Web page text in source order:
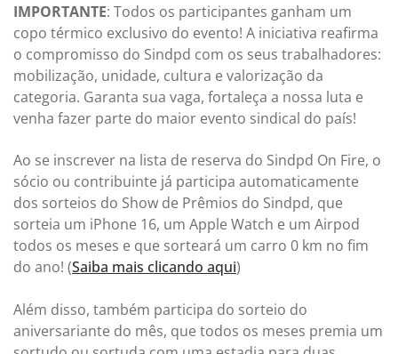
IMPORTANTE: Todos os participantes ganham um
copo térmico exclusivo do evento! A iniciativa reafirma
o compromisso do Sindpd com os seus trabalhadores:
mobilização, unidade, cultura e valorização da
categoria. Garanta sua vaga, fortaleça a nossa luta e
venha fazer parte do maior evento sindical do país!
Ao se inscrever na lista de reserva do Sindpd On Fire, o
sócio ou contribuinte já participa automaticamente
dos sorteios do Show de Prêmios do Sindpd, que
sorteia um iPhone 16, um Apple Watch e um Airpod
todos os meses e que sorteará um carro 0 km no fim
do ano! (Saiba mais clicando aqui)
Além disso, também participa do sorteio do
aniversariante do mês, que todos os meses premia um